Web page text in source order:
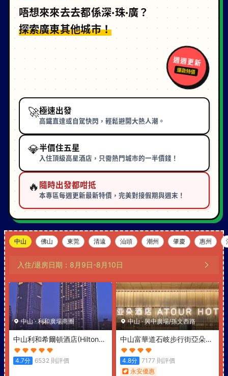
唔想來來去去都係深·珠·廣？
探索廣東其他城市！
週週更新
爆款特價
🚀極速出發
高鐵直達或自駕快閃，輕鬆避開大熱人潮。
💎半價住五星
入住頂級高星酒店，只需熱門城市的一半價錢！
🔥 隨時出發都咁抵
本專區每週更新最新特價，完美對接假期與週末！
中山 佛山 東莞 清遠 汕頭 潮州 肇慶 惠州
入住/退房日期： 8月9日-8月10日
中山·利和廣場商圈
中山利和希爾頓酒店(Hilton
Zhongshan Downtown)
4.7分 6532 則評價
中山·興中廣場/孫文西路
中山富華道石岐步行街亞朵酒
店 (Atour Hotel Shiqi
Pedestrian Street, Fuhua
Road, Zhongshan)
4.8分 7177 則評價
永安優惠